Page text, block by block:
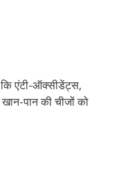
एंटी-ऑक्सीडेंट्स,
पान की चीजों को